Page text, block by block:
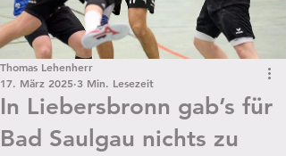
In Liebersbronn gab’s für
Bad Saulgau nichts zu
Thomas Lehenherr
17. März 2025 3 Min. Lesezeit